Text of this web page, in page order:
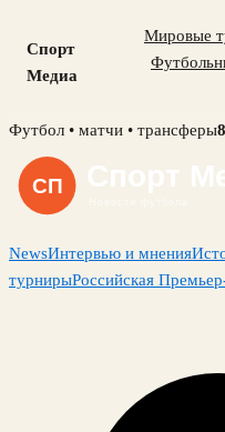
Спорт
Медиа
Мировые
Skip
content
Футбол • матчи • трансферы
NewsИнтервью и мнения
турнирыРоссийская